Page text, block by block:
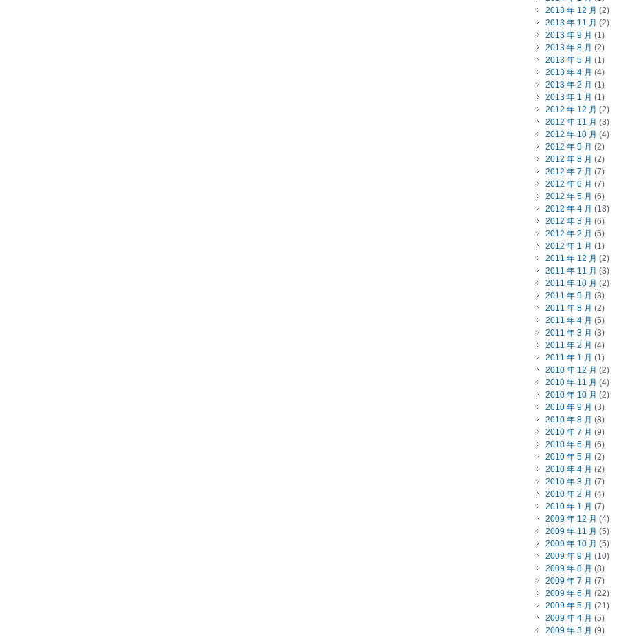
2013 年 12 月 (2)
2013 年 11 月 (2)
2013 年 9 月 (1)
2013 年 8 月 (2)
2013 年 5 月 (1)
2013 年 4 月 (4)
2013 年 2 月 (1)
2013 年 1 月 (1)
2012 年 12 月 (2)
2012 年 11 月 (3)
2012 年 10 月 (4)
2012 年 9 月 (2)
2012 年 8 月 (2)
2012 年 7 月 (7)
2012 年 6 月 (7)
2012 年 5 月 (6)
2012 年 4 月 (18)
2012 年 3 月 (6)
2012 年 2 月 (5)
2012 年 1 月 (1)
2011 年 12 月 (2)
2011 年 11 月 (3)
2011 年 10 月 (2)
2011 年 9 月 (3)
2011 年 8 月 (2)
2011 年 4 月 (5)
2011 年 3 月 (3)
2011 年 2 月 (4)
2011 年 1 月 (1)
2010 年 12 月 (2)
2010 年 11 月 (4)
2010 年 10 月 (2)
2010 年 9 月 (3)
2010 年 8 月 (8)
2010 年 7 月 (9)
2010 年 6 月 (6)
2010 年 5 月 (2)
2010 年 4 月 (2)
2010 年 3 月 (7)
2010 年 2 月 (4)
2010 年 1 月 (7)
2009 年 12 月 (4)
2009 年 11 月 (5)
2009 年 10 月 (5)
2009 年 9 月 (10)
2009 年 8 月 (8)
2009 年 7 月 (7)
2009 年 6 月 (22)
2009 年 5 月 (21)
2009 年 4 月 (5)
2009 年 3 月 (9)